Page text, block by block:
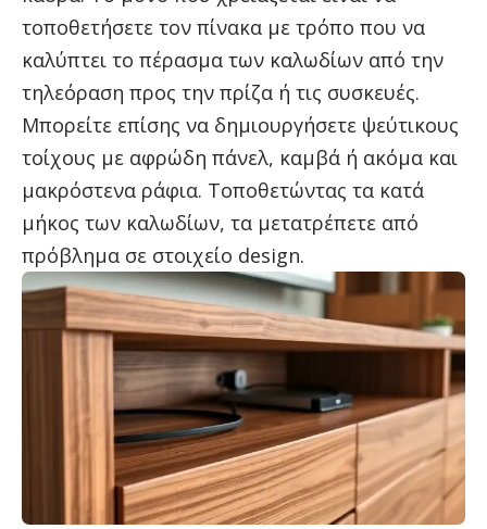
τοποθετήσετε τον πίνακα με τρόπο που να
καλύπτει το πέρασμα των καλωδίων από την
τηλεόραση προς την πρίζα ή τις συσκευές.
Μπορείτε επίσης να δημιουργήσετε ψεύτικους
τοίχους με αφρώδη πάνελ, καμβά ή ακόμα και
μακρόστενα ράφια. Τοποθετώντας τα κατά
μήκος των καλωδίων, τα μετατρέπετε από
πρόβλημα σε στοιχείο design.